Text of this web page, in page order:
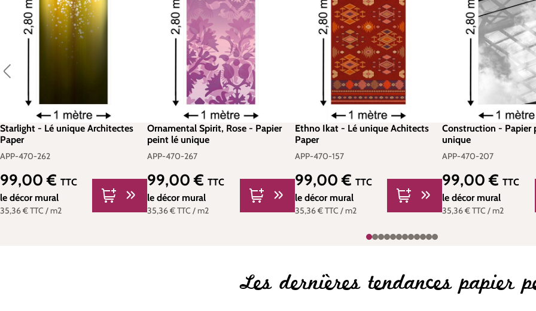
Starlight - Lé unique Architectes
Paper
APP-470-262
35,36 €TTC / m2
Prix régulier :
99,00 € TTC
le décor mural
Ornamental Spirit, Rose - Papier
peint lé unique
APP-470-267
35,36 €TTC/ m2
Prix régulier :
99,00 €TTC
le décor mural
Ethno Ikat - Lé unique Achitects
Paper
APP-470-157
35,36 €TTC / m2
Prix régulier :
99,00 € TTC
le décor mural
Construction - Papier
unique
APP-470-207
35,36 €TTC/ m2
Prix régulier :
99,00 €TTC
le décor mural
Les dernières tendances papier